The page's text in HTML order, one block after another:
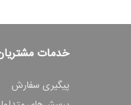
خدمات
پیگیری سفارش